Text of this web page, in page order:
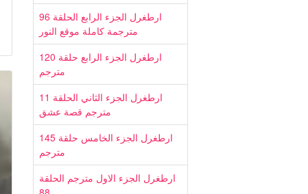
ارطغرل الجزء الرابع الحلقة 96
مترجمة كاملة موقع النور
ارطغرل الجزء الرابع حلقة 120
مترجم
ارطغرل الجزء الثاني الحلقة 11
مترجم قصة عشق
ارطغرل الجزء الخامس حلقة 145
مترجم
ارطغرل الجزء الاول مترجم الحلقة